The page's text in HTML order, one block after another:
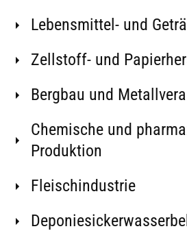
Lebensmittel- und
Zellstoff- und
Bergbau und
Chemische und
Produktion
Fleischindustrie